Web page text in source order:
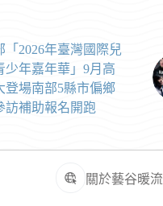
「2026年臺灣國際兒
少年嘉年華」9月高
登場南部5縣市偏鄉
訪補助報名開跑
關於藝谷暖流